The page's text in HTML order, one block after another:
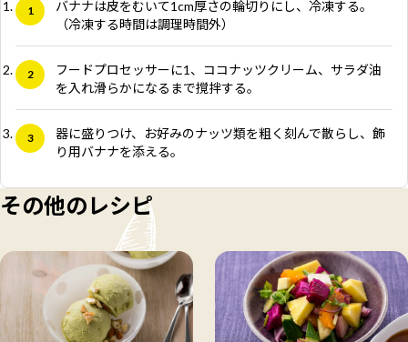
バナナは皮をむいて1cm厚さの輪切りにし、冷凍する。
（冷凍する時間は調理時間外）
フードプロセッサーに1、ココナッツクリーム、サラダ油
を入れ滑らかになるまで撹拌する。
器に盛りつけ、お好みのナッツ類を粗く刻んで散らし、飾
り用バナナを添える。
その他のレシピ